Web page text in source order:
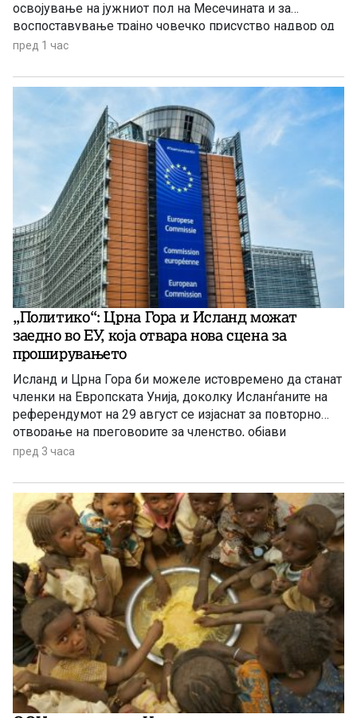
освојување на јужниот пол на Месечината и за
воспоставување трајно човечко присуство надвор од
Земјата.
пред 1 час
„Политико“: Црна Гора и Исланд можат
заедно во ЕУ, која отвара нова сцена за
проширувањето
Исланд и Црна Гора би можеле истовремено да станат
членки на Европската Унија, доколку Исланѓаните на
референдумот на 29 август се изјаснат за повторно
отворање на преговорите за членство, објави
„Политико“, повикувајќи се на европски претставници
пред 3 часа